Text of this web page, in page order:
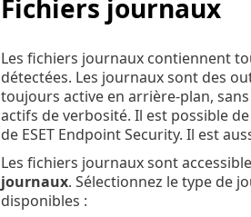
Fichiers journaux
Les fichiers journaux contiennent
détectées. Les journaux sont des
toujours active en arrière-plan,
actifs de verbosité. Il est possible
de ESET Endpoint Security. Il est
Les fichiers journaux sont
journaux. Sélectionnez le type de
disponibles :